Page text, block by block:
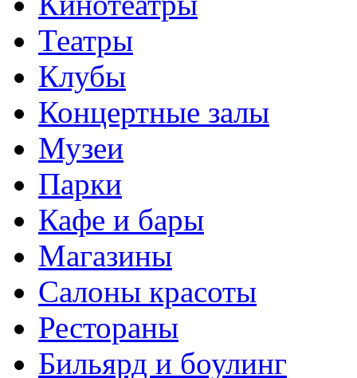
Театры
Клубы
Концертные залы
Музеи
Парки
Кафе и бары
Магазины
Салоны красоты
Рестораны
Бильярд и боулинг